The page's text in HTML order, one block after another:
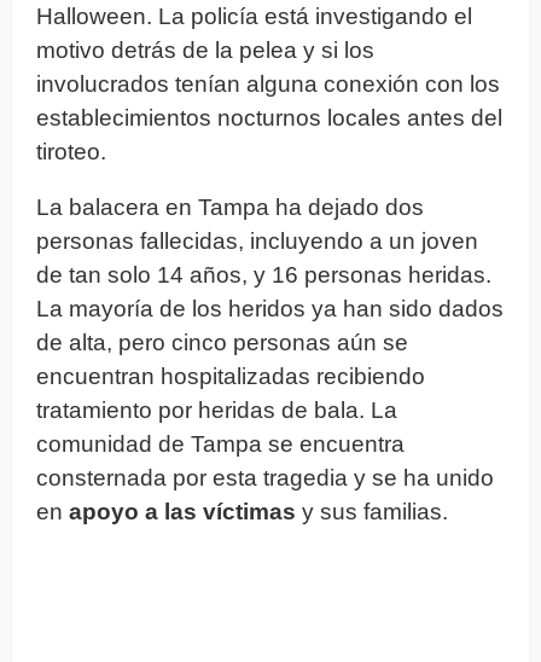
Halloween. La policía está investigando el
motivo detrás de la pelea y si los
involucrados tenían alguna conexión con los
establecimientos nocturnos locales antes del
tiroteo.
La balacera en Tampa ha dejado dos
personas fallecidas, incluyendo a un joven
de tan solo 14 años, y 16 personas heridas.
La mayoría de los heridos ya han sido dados
de alta, pero cinco personas aún se
encuentran hospitalizadas recibiendo
tratamiento por heridas de bala. La
comunidad de Tampa se encuentra
consternada por esta tragedia y se ha unido
en apoyo a las víctimas y sus familias.